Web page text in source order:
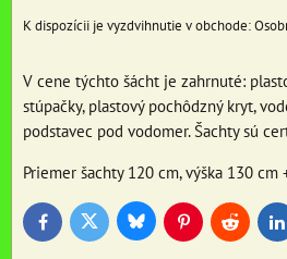
V cene týchto šácht je zahrnuté:
stúpačky, plastový pochôdzný kryt,
podstavec pod vodomer. Šachty sú
Priemer šachty 120 cm, výška 130
FacebookTwitter BlueskyPinterestReddit